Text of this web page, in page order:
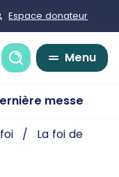
Espace donateur
Recherche
Menu
messe
La foi de